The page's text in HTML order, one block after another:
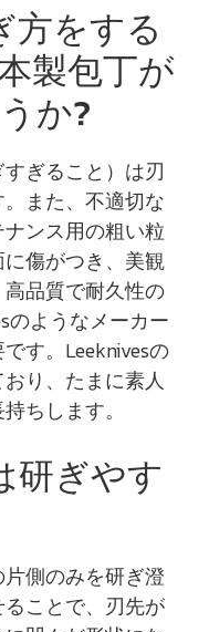
方をする
製包丁が
か?
ぎること）は刃
また、不適切な
ンス用の粗い粒
傷がつき、美観
品質で耐久性の
のようなメーカー
す。Leeknivesの
り、たまに素人
ちします。
研ぎやす
側のみを研ぎ澄
ことで、刃先が